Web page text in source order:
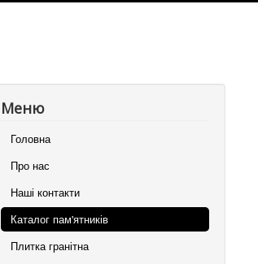
Меню
Головна
Про нас
Наші контакти
Каталог пам'ятників
Плитка гранітна